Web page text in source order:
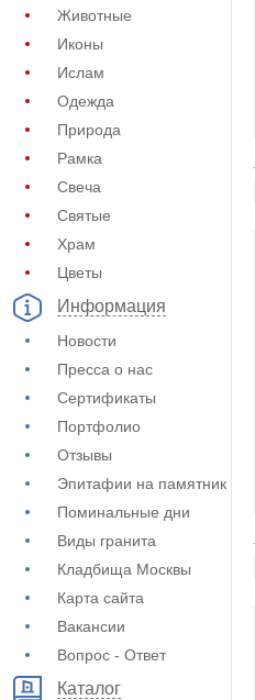
Животные
Иконы
Ислам
Одежда
Природа
Рамка
Свеча
Святые
Храм
Цветы
Информация
Новости
Пресса о нас
Сертификаты
Портфолио
Отзывы
Эпитафии на памятник
Поминальные дни
Виды гранита
Кладбища Москвы
Карта сайта
Вакансии
Вопрос - Ответ
Каталог